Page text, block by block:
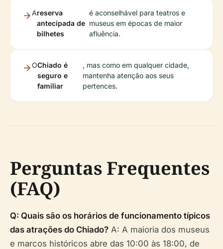
Areserva
antecipada de
bilhetes
é aconselhável para teatros e
museus em épocas de maior
afluência.
OChiado é
seguro e
familiar
, mas como em qualquer cidade,
mantenha atenção aos seus
pertences.
Perguntas Frequentes
(FAQ)
Q: Quais são os horários de funcionamento típicos
das atrações do Chiado? A: A maioria dos museus
e marcos históricos abre das 10:00 às 18:00, de